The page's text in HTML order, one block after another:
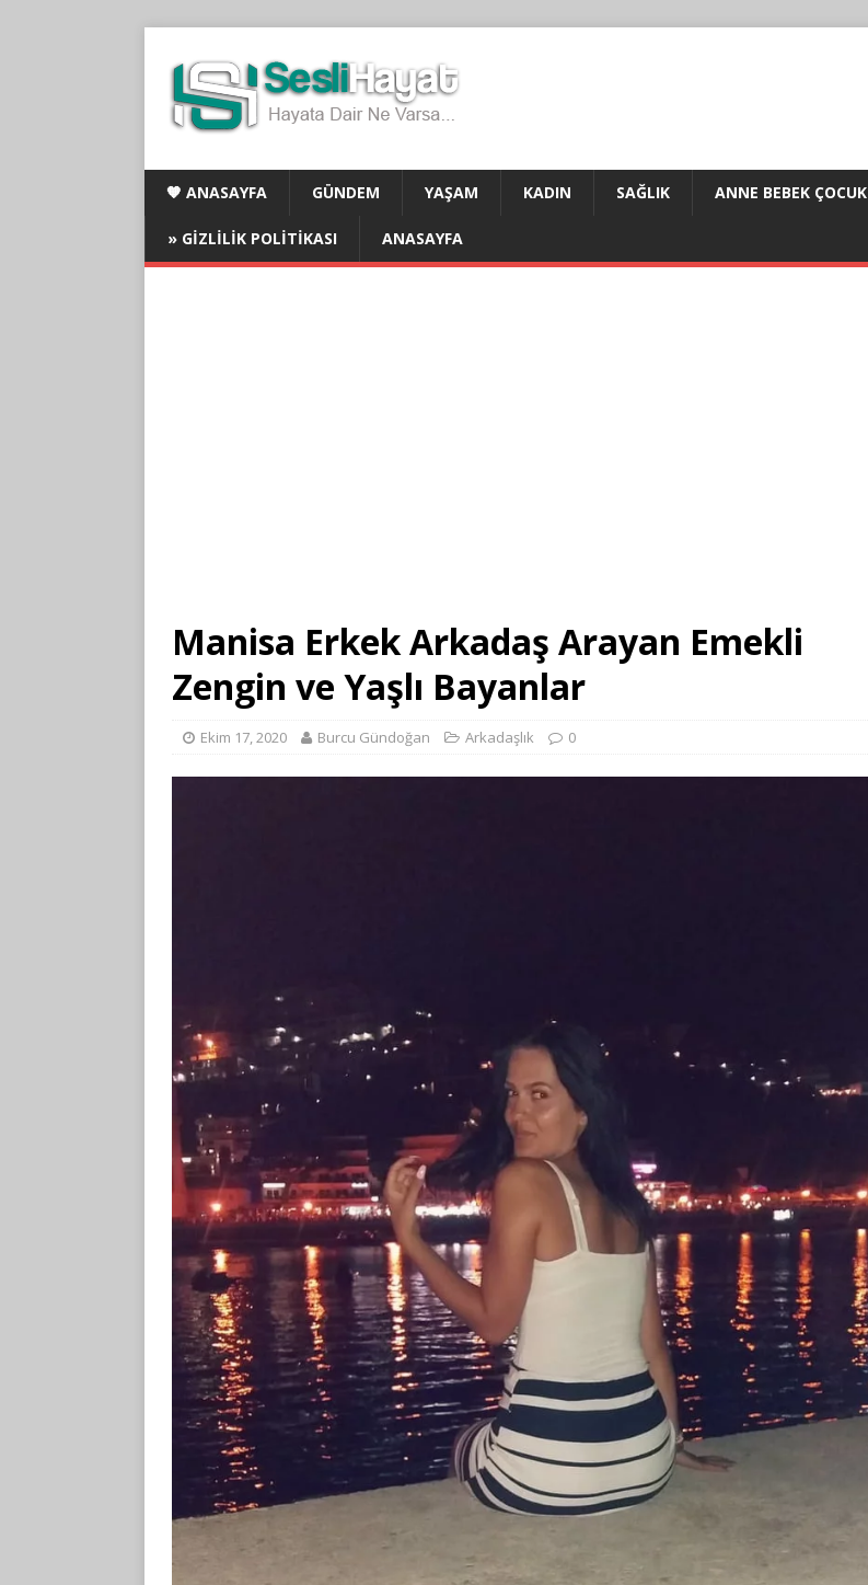
🧡 ANASAYFA GÜNDEM YAŞAM KADIN SAĞLIK ANNE BEBEK ÇOCUK
» GIZLILIK POLITIKASI ANASAYFA
Manisa Erkek Arkadaş Arayan Emekli
Zengin ve Yaşlı Bayanlar
Ekim 17, 2020 Burcu Gündoğan Arkadaşlık 0